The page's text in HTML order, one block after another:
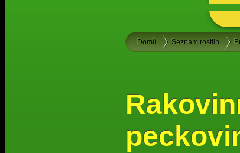
Domů Seznam rostlin